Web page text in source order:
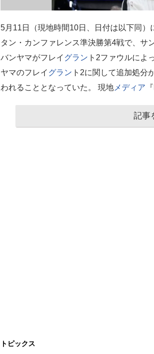
5月11日（現地時間10日、日付は以下同）
タン・カンファレンス準決勝第4戦で、サ
バンヤマがフレイ グラン ト2ファウルによ
ヤマのフレイ グラン ト2に関して追加処分
われることとなっていた。 現地 メディア
記事
トピックス